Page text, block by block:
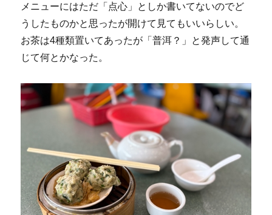
メニューにはただ「点心」としか書いてないのでど
うしたものかと思ったが開けて見てもいいらしい。
お茶は4種類置いてあったが「普洱？」と発声して通
じて何とかなった。